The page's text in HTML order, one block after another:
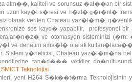
atm��, kaliteli ve sorunsuz �al��an bir
uzun kay�t s�resi ve h�zl� g�r�nt�
olarak verilen Chateau yaz�l�m�,
ses kayd� yapabilir, profesyonel
ve otomasyon sisteminizi
ve denetim ama�l� olarak
Sistem y�neticisi, Chateau
tan�d��� yetkiler
Administrator, User gibi de�i�ik
Teknolojisi
yeni H264 S�k��t�rma